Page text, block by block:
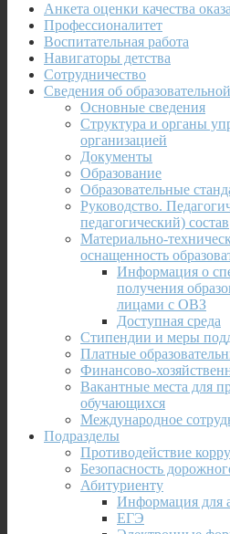
Анкета оценки качества
Профессионалитет
Воспитательная работа
Навигаторы детства
Сотрудничество
Сведения об
Основные сведения
Структура и органы
организацией
Документы
Образование
Образовательные
Руководство.
педагогический) состав
Материально-
оснащенность
Информация о
получения
лицами с ОВЗ
Доступная среда
Стипендии и меры
Платные
Финансово-
Вакантные места для
обучающихся
Международное
Подразделы
Противодействие
Безопасность
Абитуриенту
Информация для
ЕГЭ